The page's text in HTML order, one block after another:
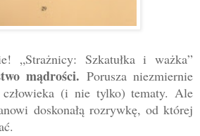
„Strażnicy: Szkatułka i ważka”
mądrości. Porusza niezmiernie
człowieka (i nie tylko) tematy. Ale
doskonałą rozrywkę, od której